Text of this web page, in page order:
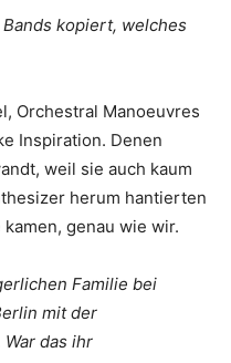
kopiert, welches
Orchestral Manoeuvres
Inspiration. Denen
weil sie auch kaum
herum hantierten
kamen, genau wie wir.
Familie bei
mit der
das ihr